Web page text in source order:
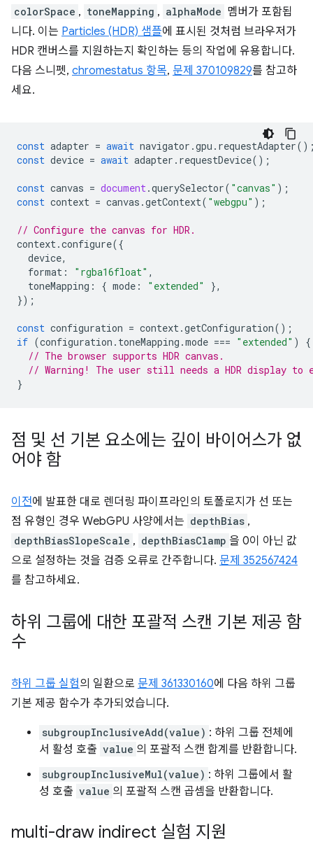
colorSpace , toneMapping , alphaMode 멤버가 포함됩
니다. 이는 Particles (HDR) 샘플에 표시된 것처럼 브라우저가
HDR 캔버스를 지원하는지 확인하는 등의 작업에 유용합니다.
다음 스니펫, chromestatus 항목, 문제 370109829를 참고하
세요.
const adapter = await navigator .gpu . requestAdapter
const device = await adapter . requestDevice();
const canvas = document.querySelector( "canvas" );
const context = canvas .getContext( "webgpu" );
// Configure the canvas for HDR.
context.configure({
device,
format : "rgba16float" ,
toneMapping : { mode : "extended"
},
});
const configuration = context.getConfiguration();
if (configuration . toneMapping .mode === "extended" )
{
// The browser supports HDR canvas.
// Warning! The user still needs a HDR display to
}
점 및 선 기본 요소에는 깊이 바이어스가 없
어야 함
이전에 발표한 대로 렌더링 파이프라인의 토폴로지가 선 또는
점 유형인 경우 WebGPU 사양에서는 depthBias ,
depthBiasSlopeScale , depthBiasClamp 을 0이 아닌 값
으로 설정하는 것을 검증 오류로 간주합니다. 문제 352567424
를 참고하세요.
하위 그룹에 대한 포괄적 스캔 기본 제공 함
수
하위 그룹 실험의 일환으로 문제 361330160에 다음 하위 그룹
기본 제공 함수가 추가되었습니다.
subgroupInclusiveAdd(value) : 하위 그룹 전체에
서 활성 호출 value 의 포괄적 스캔 합계를 반환합니다.
subgroupInclusiveMul(value) : 하위 그룹에서 활
성 호출 value 의 포괄적 스캔 곱셈을 반환합니다.
multi-draw indirect 실험 지원